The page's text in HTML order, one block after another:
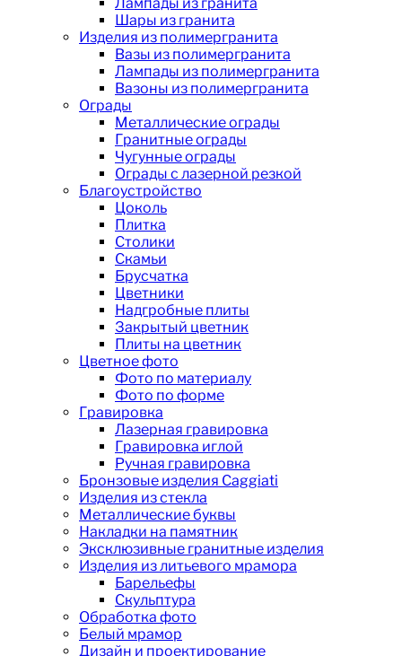
Шары из гранита
Изделия из полимергранита
Вазы из полимергранита
Лампады из полимергранита
Вазоны из полимергранита
Ограды
Металлические ограды
Гранитные ограды
Чугунные ограды
Ограды с лазерной резкой
Благоустройство
Цоколь
Плитка
Столики
Скамьи
Брусчатка
Цветники
Надгробные плиты
Закрытый цветник
Плиты на цветник
Цветное фото
Фото по материалу
Фото по форме
Гравировка
Лазерная гравировка
Гравировка иглой
Ручная гравировка
Бронзовые изделия Caggiati
Изделия из стекла
Металлические буквы
Накладки на памятник
Эксклюзивные гранитные изделия
Изделия из литьевого мрамора
Барельефы
Скульптура
Обработка фото
Белый мрамор
Дизайн и проектирование